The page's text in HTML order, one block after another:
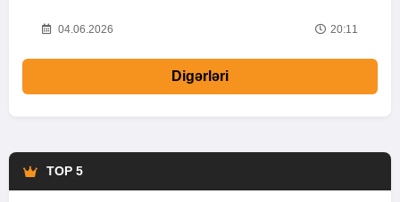
04.06.2026 20:11
Digərləri
TOP 5